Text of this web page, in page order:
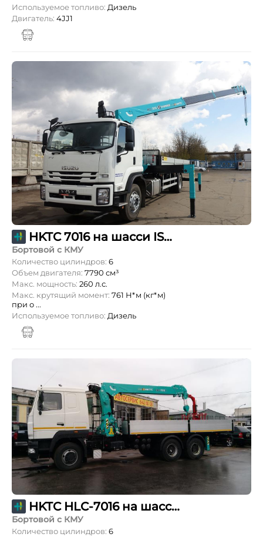
Используемое топливо: Дизель
Двигатель: 4JJ1
HKTC 7016 на шасси ISUZU
Бортовой с КМУ
Количество цилиндров: 6
Объем двигателя: 7790 см³
Макс. мощность: 260 л.с.
Макс. крутящий момент: 761 Н*м (кг*м)
при о ...
Используемое топливо: Дизель
HKTC HLC-7016 на шасси МАЗ-6312С5
Бортовой с КМУ
Количество цилиндров: 6